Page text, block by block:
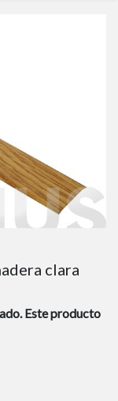
clara
Este producto